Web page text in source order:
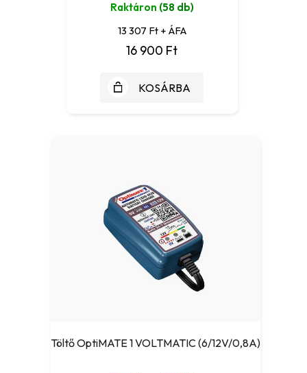
Raktáron (58 db)
13 307 Ft + ÁFA
16 900 Ft
KOSÁRBA
Töltő OptiMATE 1 VOLTMATIC (6/12V/0,8A)